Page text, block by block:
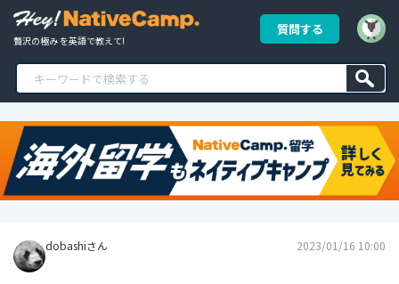
贅沢の極み を英語で教えて!
質問する
dobashiさん 2023/01/16 10:00